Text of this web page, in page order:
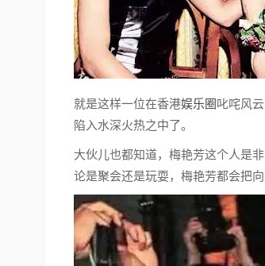
就是这样一位在香港娱乐圈叱咤风
陷入水深火热之中了。
大伙儿也都知道，梅艳芳这个人是
论是聚会还是玩耍，梅艳芳都会把